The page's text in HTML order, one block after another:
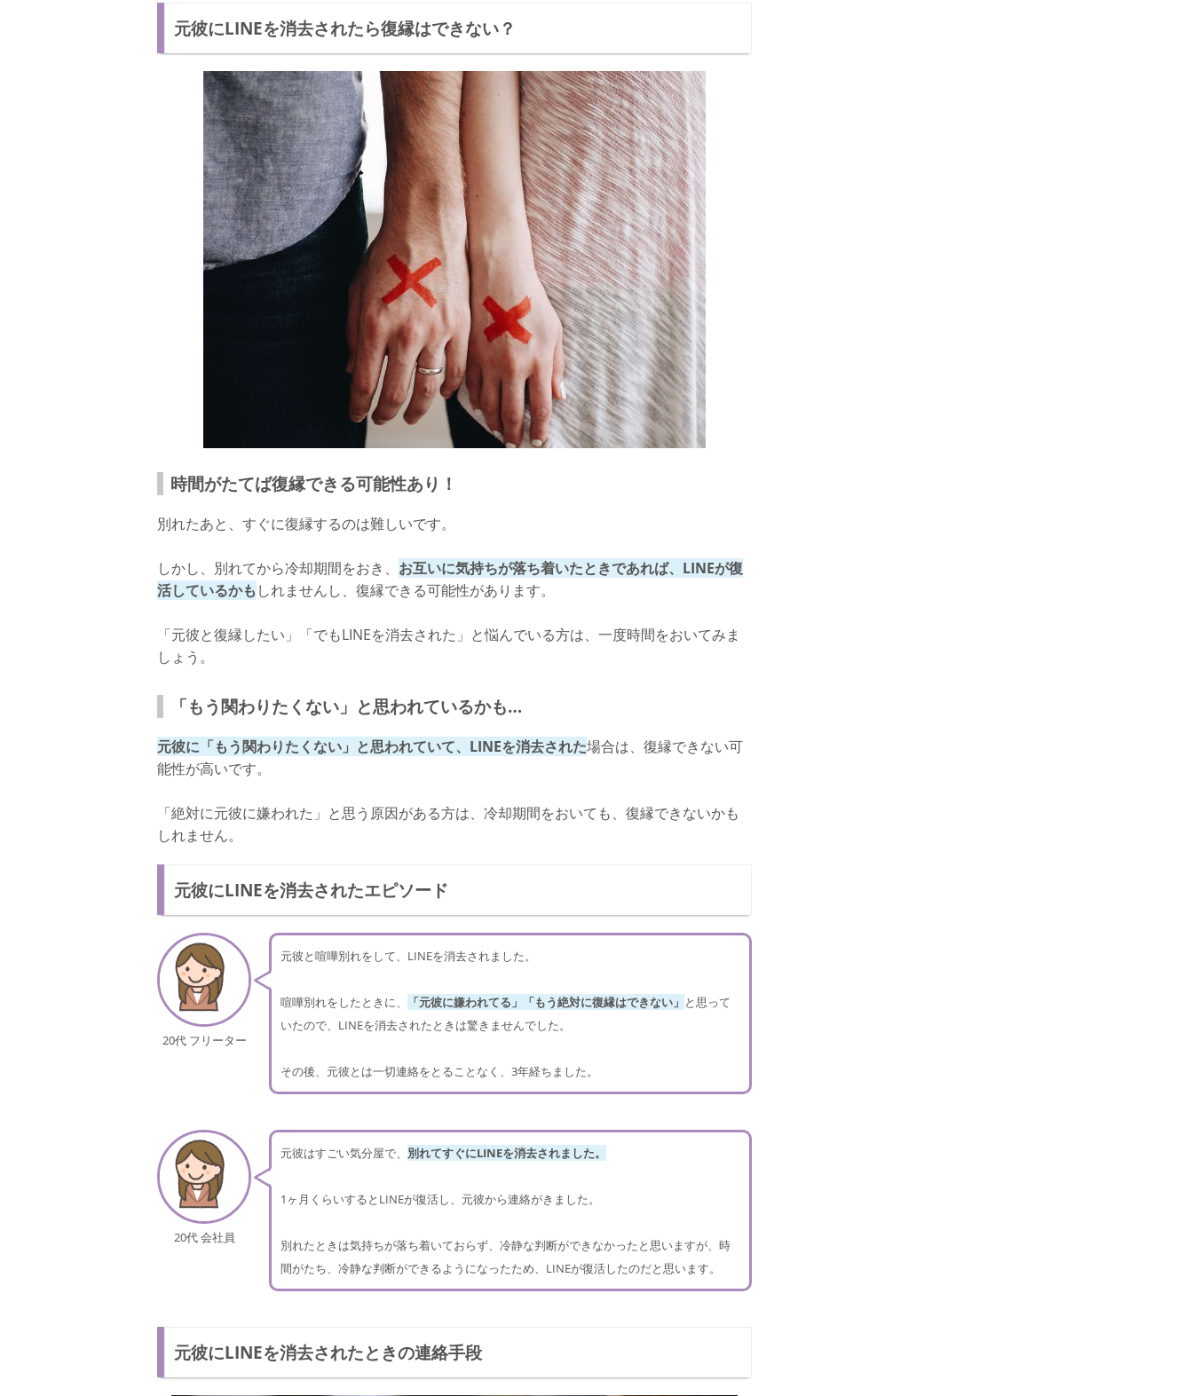
元彼にLINEを消去されたら復縁はできない？
時間がたてば復縁できる可能性あり！
別れたあと、すぐに復縁するのは難しいです。
しかし、別れてから冷却期間をおき、 お互いに気持ちが落ち着いたときであれば、LINEが復
活しているかも しれませんし、復縁できる可能性があります。
「元彼と復縁したい」「でもLINEを消去された」と悩んでいる方は、一度時間をおいてみま
しょう。
「もう関わりたくない」と思われているかも…
元彼に「もう関わりたくない」と思われていて、LINEを消去された場合は、復縁できない可
能性が高いです。
「絶対に元彼に嫌われた」と思う原因がある方は、冷却期間をおいても、復縁できないかも
しれません。
元彼にLINEを消去されたエピソード
20代 フリーター
元彼と喧嘩別れをして、LINEを消去されました。
喧嘩別れをしたときに、 「元彼に嫌われてる」「もう絶対に復縁はできない」 と思って
いたので、LINEを消去されたときは驚きませんでした。
その後、元彼とは一切連絡をとることなく、3年経ちました。
20代 会社員
元彼はすごい気分屋で、 別れてすぐにLINEを消去されました。
1ヶ月くらいするとLINEが復活し、元彼から連絡がきました。
別れたときは気持ちが落ち着いておらず、冷静な判断ができなかったと思いますが、時
間がたち、冷静な判断ができるようになったため、LINEが復活したのだと思います。
元彼にLINEを消去されたときの連絡手段